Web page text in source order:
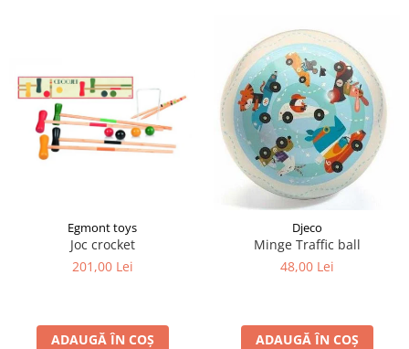
Egmont toys
Joc crocket
201,00 Lei
ADAUGĂ ÎN COȘ
Djeco
Minge Traffic ball
48,00 Lei
ADAUGĂ ÎN COȘ